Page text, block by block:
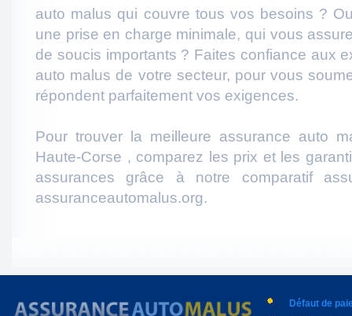
auto malus qui couvre tous vos besoins ?
une prise en charge minimale, qui vous
de soucis importants ? Faites confiance aux
auto malus de votre secteur, pour vous
répondent parfaitement vos exigences.
Pour trouver la meilleure assurance auto
Haute-Corse , comparez les prix et les
assurances grâce à notre comparatif
assuranceautomalus.org.
Défaut de